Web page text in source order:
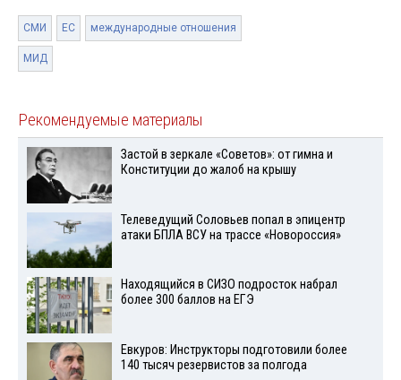
СМИ ЕС международные отношения
МИД
Рекомендуемые материалы
Застой в зеркале «Советов»: от гимна и
Конституции до жалоб на крышу
Телеведущий Соловьев попал в эпицентр
атаки БПЛА ВСУ на трассе «Новороссия»
Находящийся в СИЗО подросток набрал
более 300 баллов на ЕГЭ
Евкуров: Инструкторы подготовили более
140 тысяч резервистов за полгода